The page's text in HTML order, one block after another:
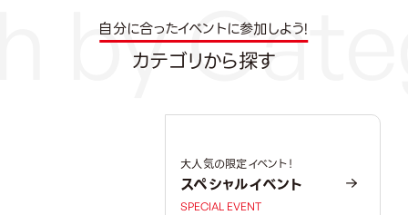
自分に合ったイベントに参加しよう!
カテゴリから探す
大人気の限定イベント！
スペシャルイベント
SPECIAL EVENT